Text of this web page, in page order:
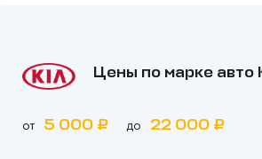
Цены по марке авто
от 5 000 ₽ до 22 000 ₽